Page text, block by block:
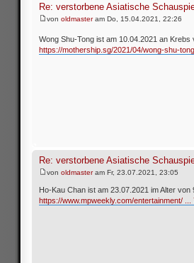
Re: verstorbene Asiatische
von oldmasteram Do, 15.04.2021, 22:26
Wong Shu-Tong ist am 10.04.2021 an Krebs
https://mothership.sg/2021/04/wong-shu-
Re: verstorbene Asiatische
von oldmasteram Fr, 23.07.2021, 23:05
Ho-Kau Chan ist am 23.07.2021 im Alter
https://www.mpweekly.com/entertainment/ ...